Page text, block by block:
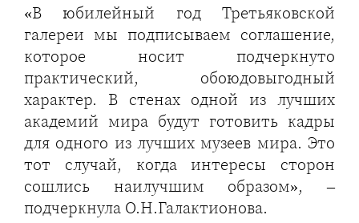
«В юбилейный год Третьяковской
галереи мы подписываем соглашение,
которое носит подчеркнуто
практический, обоюдовыгодный
характер. В стенах одной из лучших
академий мира будут готовить кадры
для одного из лучших музеев мира. Это
тот случай, когда интересы сторон
сошлись наилучшим образом», –
подчеркнула О.Н.Галактионова.